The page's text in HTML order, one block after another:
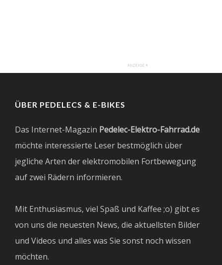
ÜBER PEDELECS & E-BIKES
Das Internet-Magazin Pedelec-Elektro-Fahrrad.de
möchte interessierte Leser bestmöglich über
jegliche Arten der elektromobilen Fortbewegung
auf zwei Rädern informieren.
Mit Enthusiasmus, viel Spaß und Kaffee ;o) gibt es
von uns die neuesten News, die aktuellsten Bilder
und Videos und alles was Sie sonst noch wissen
möchten.